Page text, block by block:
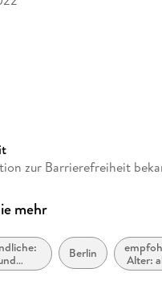
33
zur Barrierefreiheit
mehr
Berlin
Alter:
8